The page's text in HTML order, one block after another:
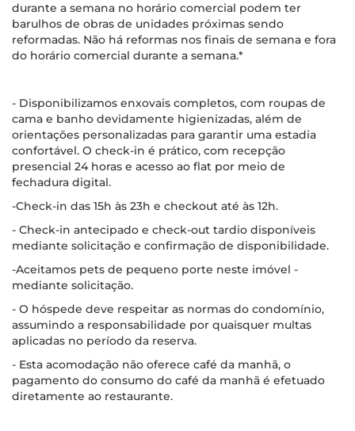
durante a semana no horário comercial podem ter
barulhos de obras de unidades próximas sendo
reformadas. Não há reformas nos finais de semana e fora
do horário comercial durante a semana.*
- Disponibilizamos enxovais completos, com roupas de
cama e banho devidamente higienizadas, além de
orientações personalizadas para garantir uma estadia
confortável. O check-in é prático, com recepção
presencial 24 horas e acesso ao flat por meio de
fechadura digital.
-Check-in das 15h às 23h e checkout até às 12h.
- Check-in antecipado e check-out tardio disponíveis
mediante solicitação e confirmação de disponibilidade.
-Aceitamos pets de pequeno porte neste imóvel -
mediante solicitação.
- O hóspede deve respeitar as normas do condomínio,
assumindo a responsabilidade por quaisquer multas
aplicadas no período da reserva.
- Esta acomodação não oferece café da manhã, o
pagamento do consumo do café da manhã é efetuado
diretamente ao restaurante.